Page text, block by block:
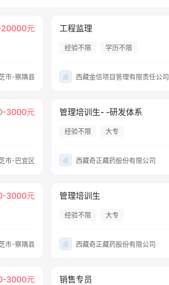
元
市-察隅县
工程监理
经验不限 学历不限
西藏金信项目管理有限责任公司
3000元
市-巴宜区
管理培训生- -研发体系
经验不限 大专
西藏奇正藏药股份有限公司
3000元
市-察隅县
管理培训生
经验不限 大专
西藏奇正藏药股份有限公司
3000元 销售专员